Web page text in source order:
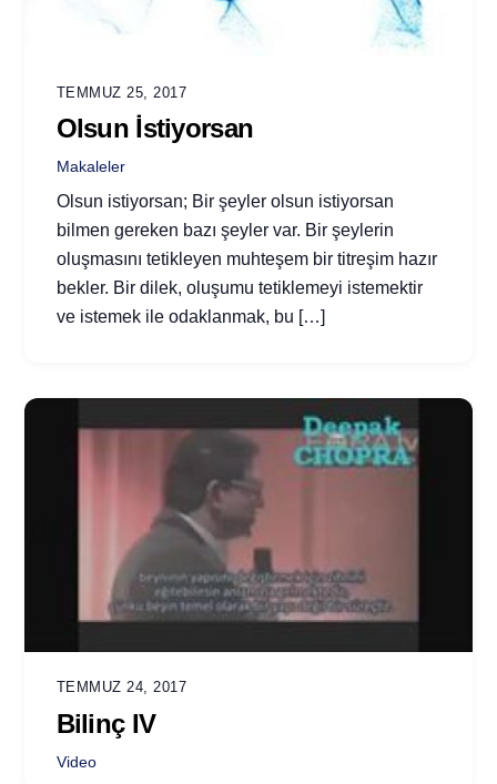
TEMMUZ 25, 2017
Olsun İstiyorsan
Makaleler
Olsun istiyorsan; Bir şeyler olsun istiyorsan
bilmen gereken bazı şeyler var. Bir şeylerin
oluşmasını tetikleyen muhteşem bir titreşim hazır
bekler. Bir dilek, oluşumu tetiklemeyi istemektir
ve istemek ile odaklanmak, bu […]
TEMMUZ 24, 2017
Bilinç IV
Video